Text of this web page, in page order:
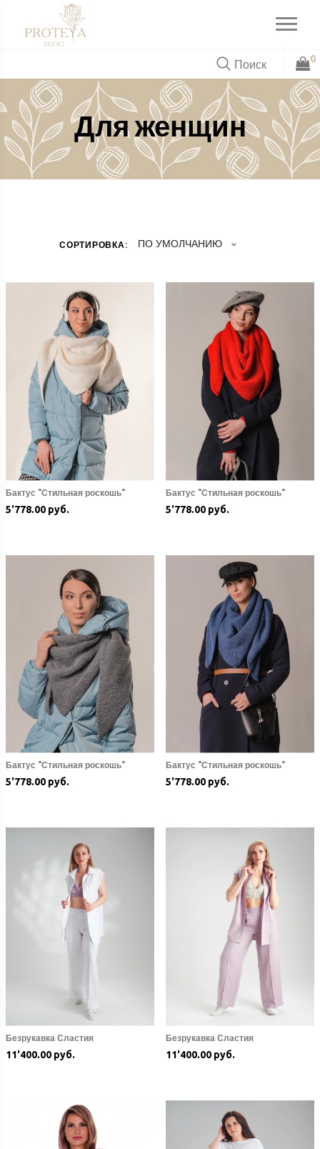
0
Для женщин
СОРТИРОВКА: ПО УМОЛЧАНИЮ
Бактус "Стильная роскошь"
5'778.00 руб.
Бактус "Стильная роскошь"
5'778.00 руб.
Бактус "Стильная роскошь"
5'778.00 руб.
Бактус "Стильная роскошь"
5'778.00 руб.
Безрукавка Сластия
11'400.00 руб.
Безрукавка Сластия
11'400.00 руб.